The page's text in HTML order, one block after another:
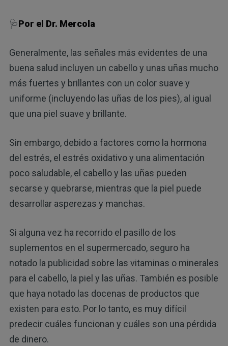
🩺Por el Dr. Mercola
Generalmente, las señales más evidentes de una
buena salud incluyen un cabello y unas uñas mucho
más fuertes y brillantes con un color suave y
uniforme (incluyendo las uñas de los pies), al igual
que una piel suave y brillante.
Sin embargo, debido a factores como la hormona
del estrés, el estrés oxidativo y una alimentación
poco saludable, el cabello y las uñas pueden
secarse y quebrarse, mientras que la piel puede
desarrollar asperezas y manchas.
Si alguna vez ha recorrido el pasillo de los
suplementos en el supermercado, seguro ha
notado la publicidad sobre las vitaminas o minerales
para el cabello, la piel y las uñas. También es posible
que haya notado las docenas de productos que
existen para esto. Por lo tanto, es muy difícil
predecir cuáles funcionan y cuáles son una pérdida
de dinero.